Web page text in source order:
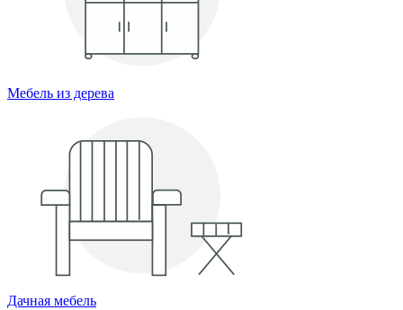
Мебель из дерева
Дачная мебель